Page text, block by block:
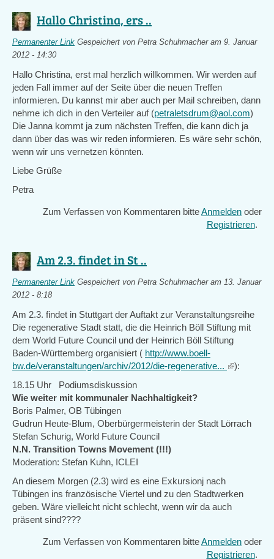
Hallo Christina, ers ..
Permanenter Link Gespeichert von Petra Schuhmacheram 9. Januar
2012 - 14:30
Hallo Christina, erst mal herzlich willkommen. Wir werden auf
jeden Fall immer auf der Seite über die neuen Treffen
informieren. Du kannst mir aber auch per Mail schreiben, dann
nehme ich dich in den Verteiler auf (petraletsdrum@aol.com)
Die Janna kommt ja zum nächsten Treffen, die kann dich ja
dann über das was wir reden informieren. Es wäre sehr schön,
wenn wir uns vernetzen könnten.
Liebe Grüße
Petra
Zum Verfassen von Kommentaren bitteAnmelden oder
Registrieren.
Am 2.3. findet in St ..
Permanenter Link Gespeichert von Petra Schuhmacheram 13. Januar
2012 - 8:18
Am 2.3. findet in Stuttgart der Auftakt zur Veranstaltungsreihe
Die regenerative Stadt statt, die die Heinrich Böll Stiftung mit
dem World Future Council und der Heinrich Böll Stiftung
Baden-Württemberg organisiert ( http://www.boell-
bw.de/veranstaltungen/archiv/2012/die-regenerative... (link
):
18.15 Uhr Podiumsdiskussion
Wie weiter mit kommunaler Nachhaltigkeit?
Boris Palmer, OB Tübingen
Gudrun Heute-Blum, Oberbürgermeisterin der Stadt Lörrach
Stefan Schurig, World Future Council
N.N. Transition Towns Movement (!!!)
Moderation: Stefan Kuhn, ICLEI
An diesem Morgen (2.3) wird es eine Exkursionj nach
Tübingen ins französische Viertel und zu den Stadtwerken
geben. Wäre vielleicht nicht schlecht, wenn wir da auch
präsent sind????
Zum Verfassen von Kommentaren bitteAnmelden oder
Registrieren.